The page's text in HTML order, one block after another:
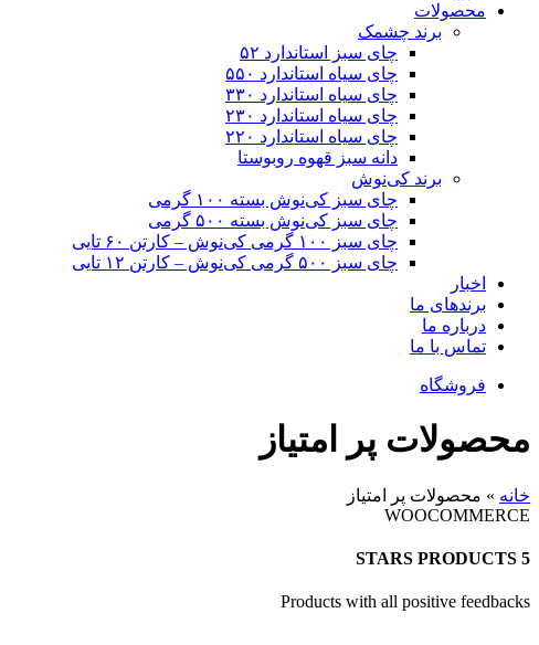
محصولات
برند چشمک
چای سبز استاندارد ۵۲
چای سیاه استاندارد ۵۵۰
چای سیاه استاندارد ۳۳۰
چای سیاه استاندارد ۲۳۰
چای سیاه استاندارد ۲۲۰
دانه سبز قهوه روبوستا
برند کی‌نوش
چای سبز کی‌نوش بسته ۱۰۰ گرمی
چای سبز کی‌نوش بسته ۵۰۰ گرمی
چای سبز ۱۰۰ گرمی کی‌نوش – کارتن ۶۰ تایی
چای سبز ۵۰۰ گرمی کی‌نوش – کارتن ۱۲ تایی
اخبار
برندهای ما
درباره ما
تماس با ما
فروشگاه
محصولات پر امتیاز
خانه » محصولات پر امتیاز
WOOCOMMERCE
5 STARS PRODUCTS
Products with all positive feedbacks